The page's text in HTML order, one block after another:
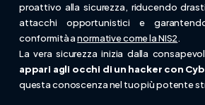
proattivo alla sicurezza, riducendo
attacchi opportunistici e
conformità anormative come la NIS2.
La vera sicurezza inizia dalla
appari agli occhi di un hacker con
questa conoscenza nel tuo più potente